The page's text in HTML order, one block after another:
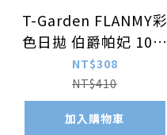
T-Garden FLANMY彩
色日拋 伯爵帕妃 10片
裝/盒
NT$308
NT$410
加入購物車